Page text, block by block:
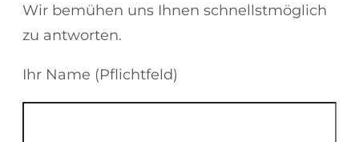
Wir bemühen uns Ihnen schnellstmöglich
zu antworten.
Ihr Name (Pflichtfeld)